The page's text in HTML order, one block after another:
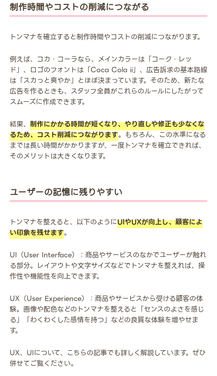
制作時間やコストの削減につながる
トンマナを確立すると制作時間やコストの削減につながります。
例えば、コカ・コーラなら、メインカラーは「コーク・レッ
ド」、ロゴのフォントは「Coca Cola ii」、広告訴求の基本路線
は「スカっと爽やか」とほぼ決まっています。そのため、新たな
広告を作るときも、スタッフ全員がこれらのルールにしたがって
スムーズに作成できます。
結果、 制作にかかる時間が短くなり、やり直しや修正も少なくな
るため、コスト削減につながります。もちろん、この水準になる
までは長い時間がかかりますが、一度トンマナを確立できれば、
そのメリットは大きくなります。
ユーザーの記憶に残りやすい
トンマナを整えると、以下のようにUIやUXが向上し、顧客によ
い印象を残せます。
UI（User Interface）：商品やサービスのなかでユーザーが触れ
る部分。レイアウトや文字サイズなどでトンマナを整えれば、操
作性や機能性を向上できます。
UX（User Experience）：商品やサービスから受ける顧客の体
験。画像や配色などのトンマナを整えると「センスのよさを感じ
る」「わくわくした感情を持つ」などの良質な体験を増やせま
す。
UX、UIについて、こちらの記事でも詳しく解説しています。ぜひ
併せてご覧ください。